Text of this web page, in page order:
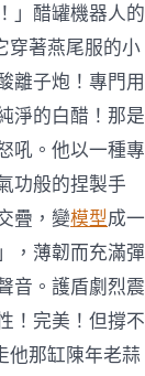
」醋罐機器人的
穿著燕尾服的小
離子炮！專門用
淨的白醋！那是
吼。他以一種專
功般的捏製手
疊，變模型成一
，薄韌而充滿彈
音。護盾劇烈震
！完美！但撐不
他那缸陳年老蒜